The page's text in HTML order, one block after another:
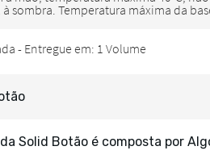
Solid Botão é composta por